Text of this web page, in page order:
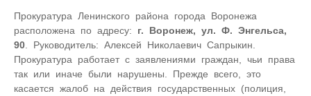
Прокуратура Ленинского района города Воронежа
расположена по адресу: г. Воронеж, ул. Ф. Энгельса,
90 . Руководитель: Алексей Николаевич Сапрыкин.
Прокуратура работает с заявлениями граждан, чьи права
так или иначе были нарушены. Прежде всего, это
касается жалоб на действия государственных (полиция,